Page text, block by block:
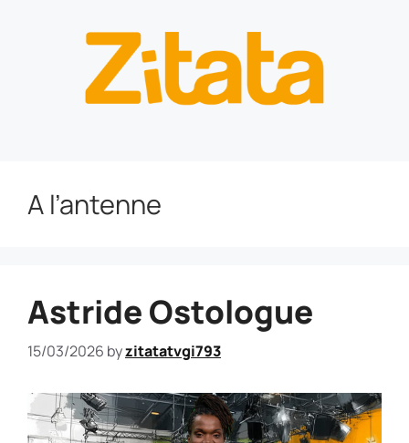
A l’antenne
Astride Ostologue
15/03/2026 byzitatatvgi793